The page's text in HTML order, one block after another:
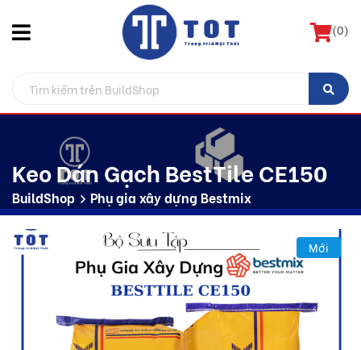
(0)
Keo Dán Gạch BestTile CE150
BuildShop Phụ gia xây dựng Bestmix
Mới